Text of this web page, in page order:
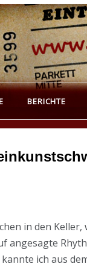
über
BERICHTE
in den
angesagte
ich aus